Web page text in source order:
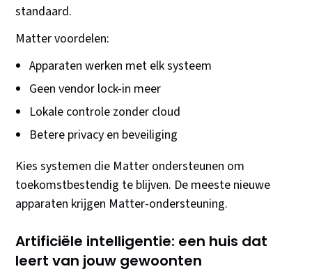
standaard.
Matter voordelen:
Apparaten werken met elk systeem
Geen vendor lock-in meer
Lokale controle zonder cloud
Betere privacy en beveiliging
Kies systemen die Matter ondersteunen om
toekomstbestendig te blijven. De meeste nieuwe
apparaten krijgen Matter-ondersteuning.
Artificiële intelligentie: een huis dat
leert van jouw gewoonten